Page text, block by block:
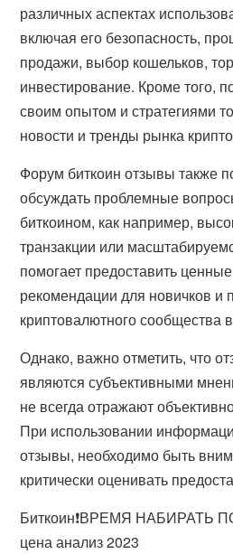
различных аспектах
включая его безопасность,
продажи, выбор кошельков,
инвестирование. Кроме того,
своим опытом и стратегиями
новости и тренды рынка
Форум биткоин отзывы также
обсуждать проблемные
биткоином, как например,
транзакции или
помогает предоставить
рекомендации для новичков и
криптовалютного сообщества
Однако, важно отметить, что
являются субъективными
не всегда отражают
При использовании
отзывы, необходимо быть
критически оценивать
Биткоин❗️ВРЕМЯ НАБИРАТЬ
цена анализ 2023